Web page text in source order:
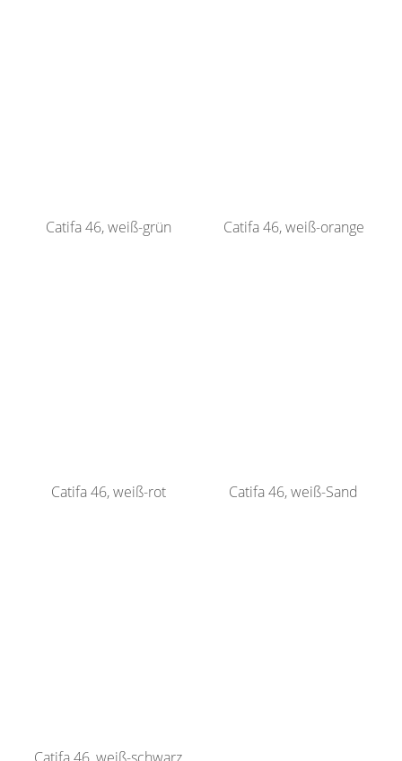
Catifa 46, weiß-grün Catifa 46, weiß-orange
Catifa 46, weiß-rot Catifa 46, weiß-Sand